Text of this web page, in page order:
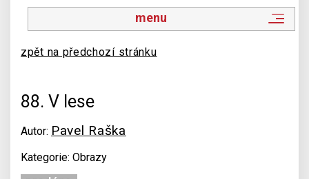
menu
zpět na předchozí stránku
88. V lese
Autor: Pavel Raška
Kategorie: Obrazy